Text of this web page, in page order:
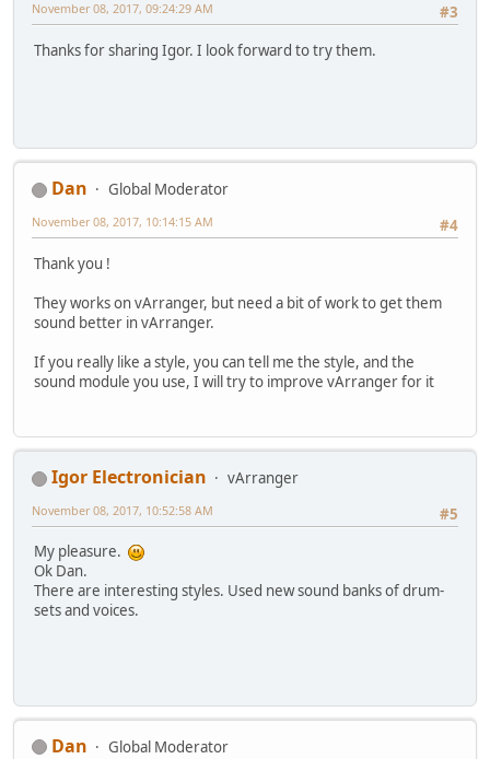
#3
November 08, 2017, 09:24:29 AM
Thanks for sharing Igor. I look forward to try them.
Dan
Global Moderator
#4
November 08, 2017, 10:14:15 AM
Thank you !
They works on vArranger, but need a bit of work to get them
sound better in vArranger.
If you really like a style, you can tell me the style, and the
sound module you use, I will try to improve vArranger for it
Igor Electronician
vArranger
#5
November 08, 2017, 10:52:58 AM
My pleasure.
Ok Dan.
There are interesting styles. Used new sound banks of drum-
sets and voices.
Dan
Global Moderator